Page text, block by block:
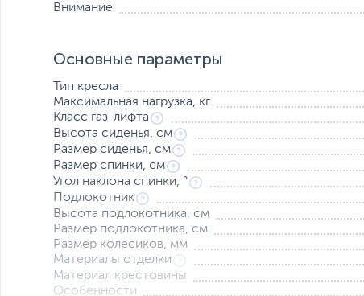
Регулируемый подлокотник 4D
Гибкость подлокотников 4D позволяет подобрать
удобной осанки.
Качество и безопасность
Внимание
Основные параметры
Тип кресла
Максимальная нагрузка, кг
Класс газ-лифта
Высота сиденья, см
Размер сиденья, см
Размер спинки, см
Угол наклона спинки, °
Подлокотник
Высота подлокотника, см
Размер подлокотника, см
Размер колесиков, мм
Материалы отделки
Материал крестовины
Особенности